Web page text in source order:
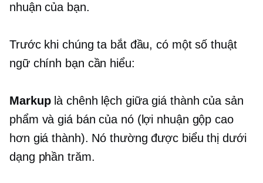
nhuận của bạn.
Trước khi chúng ta bắt đầu, có một số thuật
ngữ chính bạn cần hiểu:
Markuplà chênh lệch giữa giá thành của sản
phẩm và giá bán của nó (lợi nhuận gộp cao
hơn giá thành). Nó thường được biểu thị dưới
dạng phần trăm.